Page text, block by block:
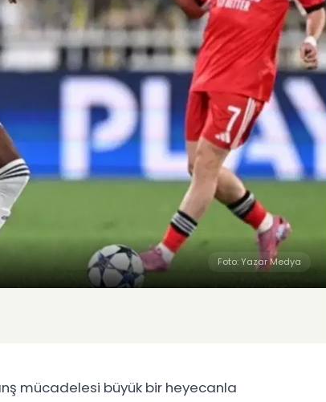
Foto: Yazar Medya
mücadelesi büyük bir heyecanla